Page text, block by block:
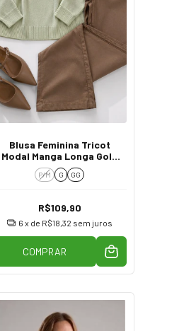
Blusa Feminina Tricot
Modal Manga Longa Gola
Trabalhada Verde
P/M G GG
R$109,90
6 x de R$18,32 sem juros
COMPRAR